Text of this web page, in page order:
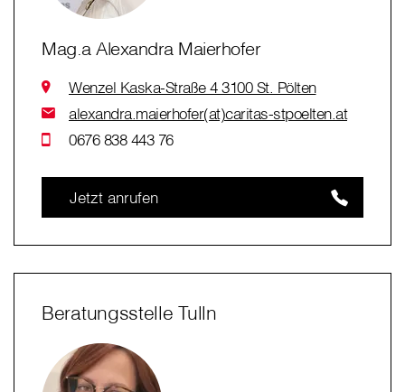
Mag.a Alexandra Maierhofer
Wenzel Kaska-Straße 4 3100 St. Pölten
alexandra.maierhofer(at)caritas-stpoelten.at
0676 838 443 76
Jetzt anrufen
Beratungsstelle Tulln